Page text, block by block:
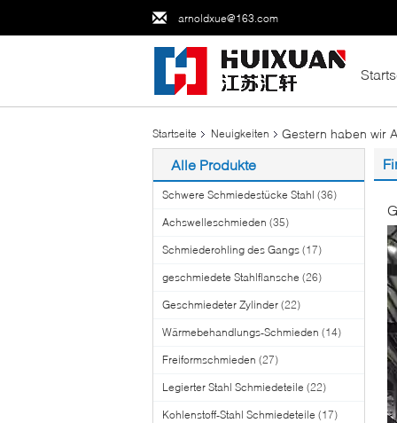
arnoldxue@163.com
Startseite Neuigkeiten Gestern haben wir
Alle Produkte
Schwere Schmiedestücke Stahl (36)
Achswelleschmieden (35)
Schmiederohling des Gangs (17)
geschmiedete Stahlflansche (26)
Geschmiedeter Zylinder (22)
Wärmebehandlungs-Schmieden (14)
Freiformschmieden (27)
Legierter Stahl Schmiedeteile (22)
Kohlenstoff-Stahl Schmiedeteile (17)